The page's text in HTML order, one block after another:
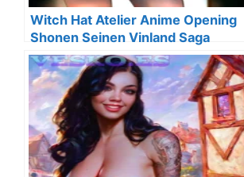
Witch Hat Atelier Anime Opening
Shonen Seinen Vinland Saga